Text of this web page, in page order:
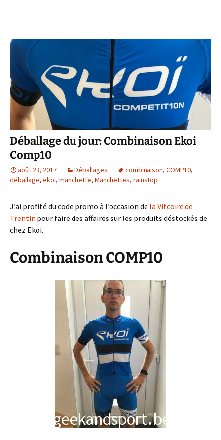
Déballage du jour: Combinaison Ekoi
Comp10
août 28, 2017 Déballages combinaison, COMP10,
déballage, ekoi, manchette, Manchettes, rainstop
J’ai profité du code promo à l’occasion de la Vitcoire de
Trentin pour faire des affaires sur les produits déstockés de
chez Ekoi.
Combinaison COMP10